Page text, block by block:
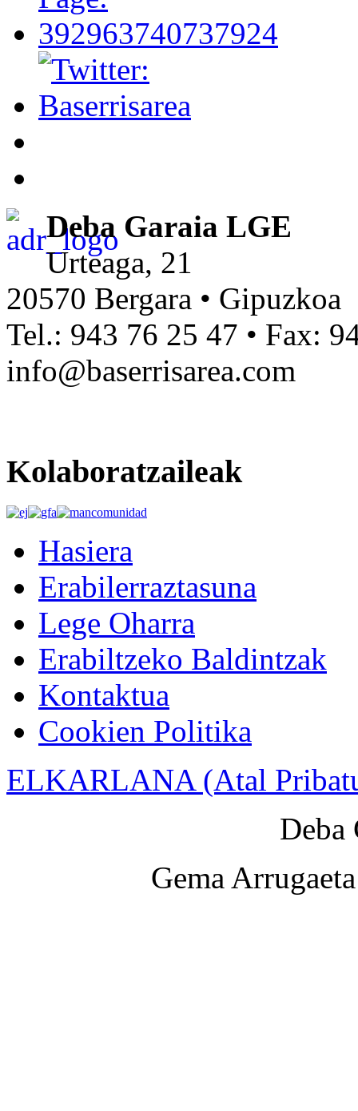
Deba Garaia LGE
Urteaga, 21
20570 Bergara • Gipuzkoa
Tel.: 943 76 25 47 • Fax:
info@baserrisarea.com
Kolaboratzaileak
Hasiera
Erabilerraztasuna
Lege Oharra
Erabiltzeko Baldintzak
Kontaktua
Cookien Politika
ELKARLANA (Atal
Deba
Gema